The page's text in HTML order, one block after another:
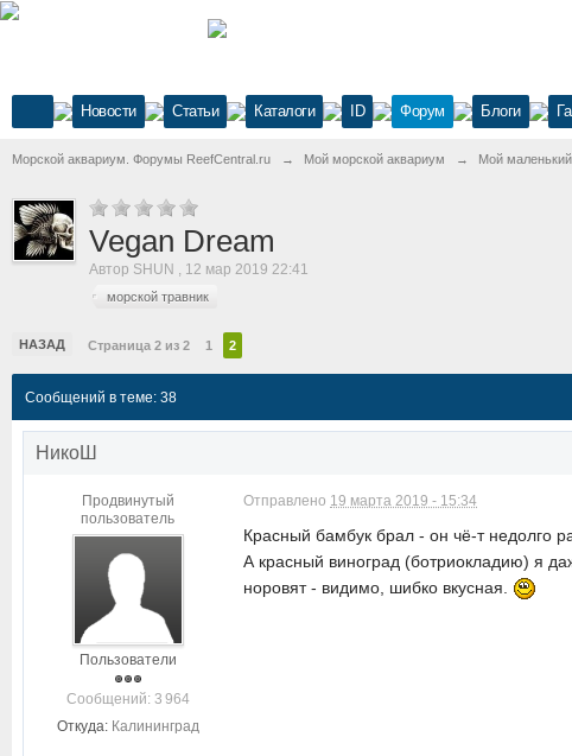
Новости Статьи Каталоги ID Форум Блоги
Морской аквариум. Форумы ReefCentral.ru → Мой морской аквариум → Мой
Vegan Dream
Автор SHUN , 12 мар 2019 22:41
морской травник
НАЗАД Страница 2 из 2 1 2
Сообщений в теме: 38
НикоШ
Продвинутый
пользователь
Пользователи
Cообщений: 3 964
Откуда: Калининград
Отправлено 19 марта 2019 - 15:34
Красный бамбук брал - он чё-т недолго
А красный виноград (ботриокладию) я
норовят - видимо, шибко вкусная.